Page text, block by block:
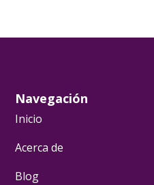
Navegación
Inicio
Acerca de
Blog